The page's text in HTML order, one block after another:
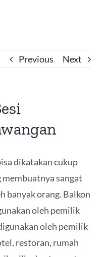
Previous Next
dikatakan cukup
sangat
banyak orang. Balkon
oleh pemilik
oleh pemilik
restoran, rumah